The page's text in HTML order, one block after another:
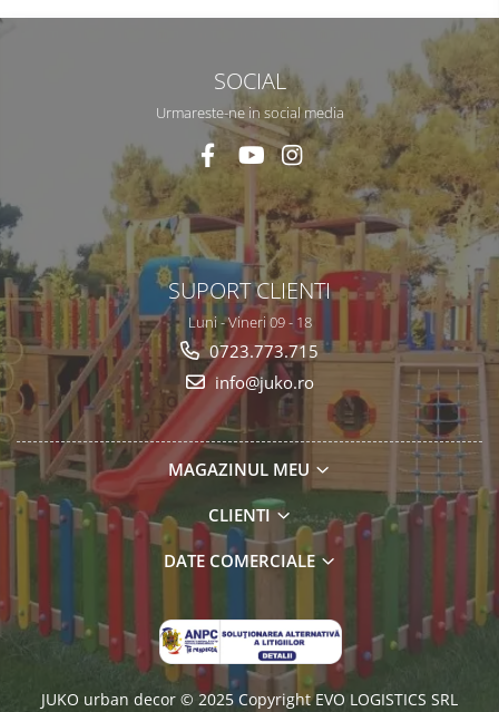
SOCIAL
Urmareste-ne in social media
SUPORT CLIENTI
Luni - Vineri 09 - 18
0723.773.715
info@juko.ro
MAGAZINUL MEU
CLIENTI
DATE COMERCIALE
JUKO urban decor © 2025 Copyright EVO LOGISTICS SRL